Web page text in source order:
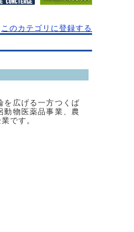
このカテゴリに登録する
を広げる一方つくば
動物医薬品事業、農
です。